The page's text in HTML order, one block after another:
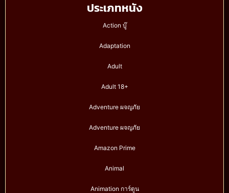
ประเภทหนัง
Action บู๊
Adaptation
Adult
Adult 18+
Adventure ผจญภัย
Adventure ผจญภัย
Amazon Prime
Animal
Animation การ์ตูน